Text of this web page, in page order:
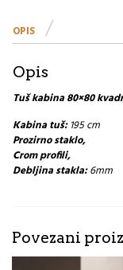
OPIS
Opis
Tuš kabina 80×80
Kabina tuš: 195 cm
Prozirno staklo,
Crom profili,
Debljina stakla:6mm
Povezani